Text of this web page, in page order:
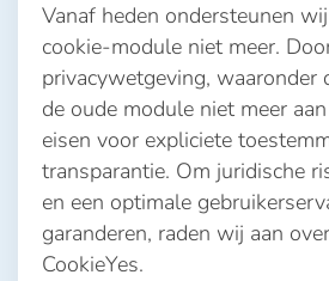
Vanaf heden ondersteunen
cookie-module niet meer.
privacywetgeving, waaronder
de oude module niet meer
eisen voor expliciete
transparantie. Om juridische
en een optimale
garanderen, raden wij aan
CookieYes.